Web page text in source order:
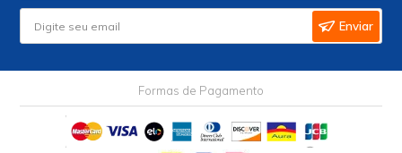
Enviar
Formas de Pagamento